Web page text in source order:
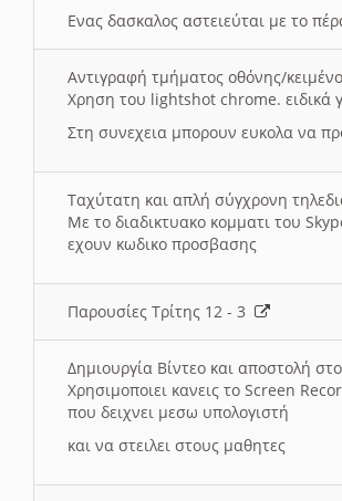
Ενας δασκαλος αστειεύται με το
Αντιγραφή τμήματος οθόνης/
Χρηση του lightshot chrome. ειδικά
Στη συνεχεια μπορουν ευκολα να
Ταχύτατη και απλή σύγχρονη
Με το διαδικτυακο κομματι του
εχουν κωδικο προσβασης
Παρουσίες Τρίτης 12 - 3
Δημιουργία Βίντεο και αποστολή
Χρησιμοποιει κανεις το Screen
που δειχνει μεσω υπολογιστή
και να στειλει στους μαθητες